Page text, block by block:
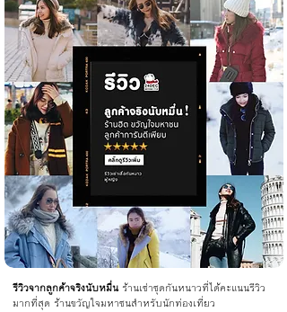
รีวิวจากลูกค้าจริงนับหมื่นร้านเช่าชุดกันหนาวที่ได้คะแนนรีวิว
มากที่สุด ร้านขวัญใจมหาชนสำหรับนักท่องเที่ยว